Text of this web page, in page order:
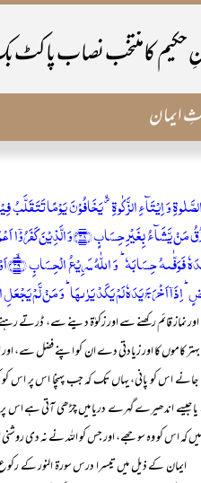
حکیم کامنتخب نصاب
ایمان
اللّٰہُ یَرۡزُقُ مَنۡ یَّشَآءُ
اَخۡرَجَ یَدَہٗ لَمۡ یَکَدۡ یَرٰىہَا ؕ وَ مَنۡ لَّمۡ یَجۡعَلِ اللّٰہُ
قائم رکھنے سے اور زکوٰۃ دینے سے، ڈرتے
کاموں کا اور زیادتی دے ان کو اپنے فضل سے،
جانے اس کو پانی، یہاں تک کہ جب پہنچا اس پر اس کو کچھ
جیسے اندھیرے گہرے دریا میں چڑھی آتی ہے اس
نہیں کہ اس کو وہ سوجھے، اور جس کو اللہ نے نہ دی